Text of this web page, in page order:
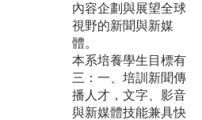
內容企劃與展望全球
視野的新聞與新媒
體。
本系培養學生目標有
三：一、培訓新聞傳
播人才，文字、影音
與新媒體技能兼具快